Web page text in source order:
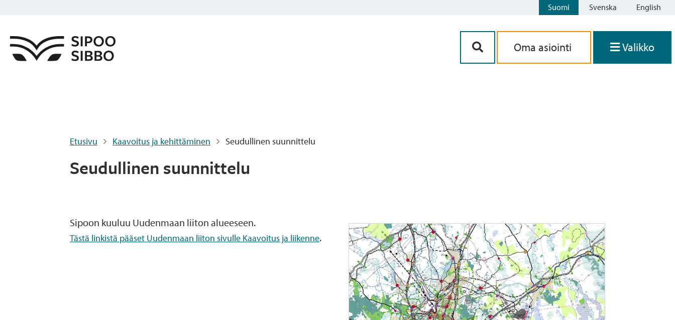
Suomi Svenska English
Oma asiointi Valikko
Etusivu Kaavoitus ja kehittäminen Seudullinen suunnittelu
Seudullinen suunnittelu
Sipoon kuuluu Uudenmaan liiton alueeseen.
Tästä linkistä pääset Uudenmaan liiton sivulle Kaavoitus ja liikenne.